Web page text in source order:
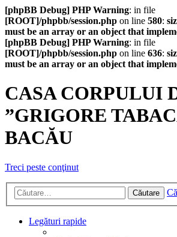
[phpBB Debug] PHP Warning: in file
[ROOT]/phpbb/session.php on line 580:
must be an array or an object that
[phpBB Debug] PHP Warning: in file
[ROOT]/phpbb/session.php on line 636:
must be an array or an object that
CASA CORPULUI
”GRIGORE
BACĂU
Treci peste conţinut
Căutare
Legături rapide